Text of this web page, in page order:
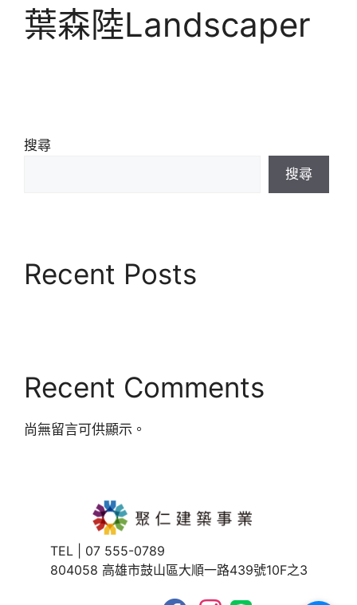
葉森陸Landscaper
搜尋
搜尋
Recent Posts
Recent Comments
尚無留言可供顯示。
TEL | 07 555-0789
804058 高雄市鼓山區大順一路439號10F之3